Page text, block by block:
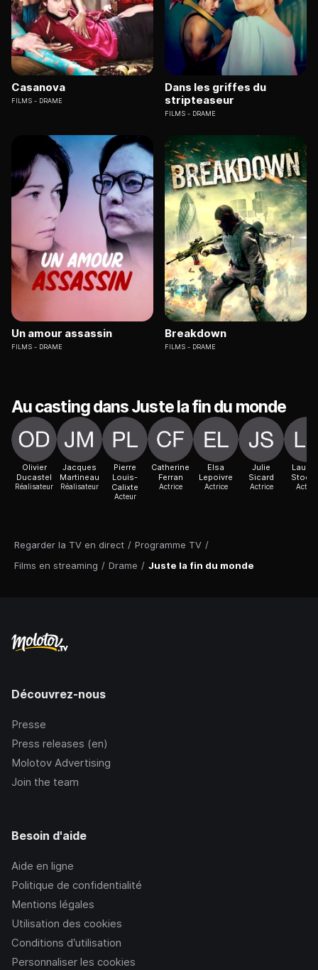
Regarder la TV en direct / Programme TV /
Films en streaming / Drame / Juste la fin du monde
Casanova
FILMS DRAME
Dans les griffes du
stripteaseur
FILMS DRAME
Un amour assassin
FILMS DRAME
Breakdown
FILMS DRAME
Au casting dans Juste la fin du monde
Olivier
Ducastel
Réalisateur
Jacques
Martineau
Réalisateur
Pierre
Louis-
Calixte
Acteur
Catherine
Ferran
Actrice
Elsa
Lepoivre
Actrice
Julie
Sicard
Actrice Acteur
Découvrez-nous
Presse
Press releases (en)
Molotov Advertising
Join the team
Besoin d'aide
Aide en ligne
Politique de confidentialité
Mentions légales
Utilisation des cookies
Conditions d’utilisation
Personnaliser les cookies